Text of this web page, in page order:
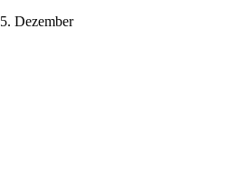
5. Dezember